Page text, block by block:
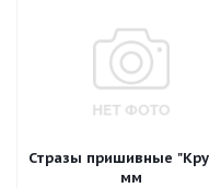
Стразы пришивные
мм